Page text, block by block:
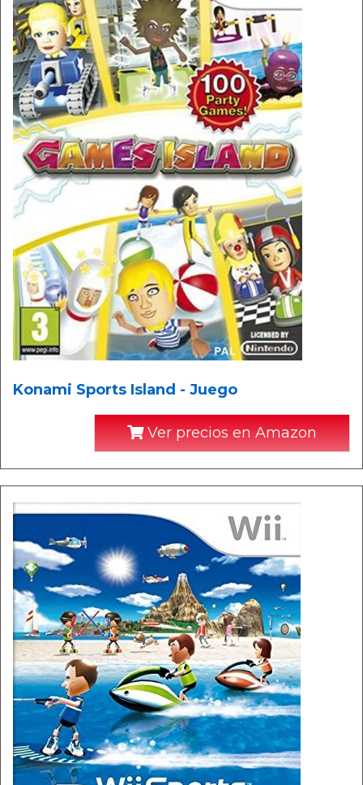
Konami Sports Island - Juego
Ver precios en Amazon